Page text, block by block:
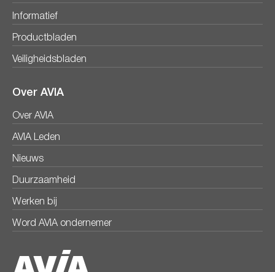
Informatief
Productbladen
Veiligheidsbladen
Over AVIA
Over AVIA
AVIA Leden
Nieuws
Duurzaamheid
Werken bij
Word AVIA ondernemer